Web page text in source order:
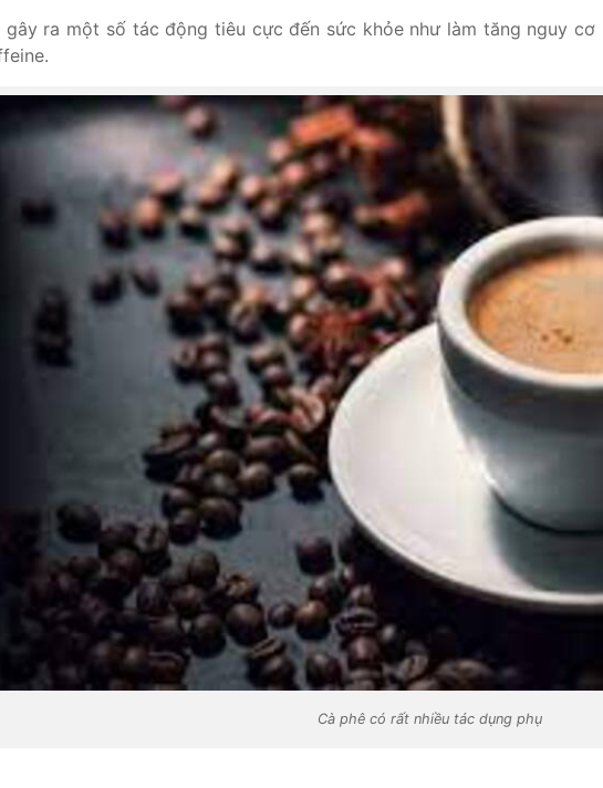
gây ra một số tác động tiêu cực đến sức khỏe như làm tăng nguy
Cà phê có rất nhiều tác dụng phụ